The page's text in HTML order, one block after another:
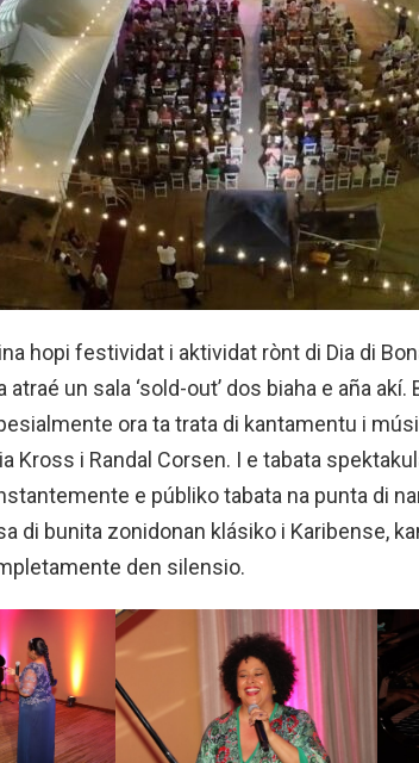
hopi festividat i aktividat rònt di Dia di
atraé un sala ‘sold-out’ dos biaha e aña
ora ta trata di kantamentu i
Kross i Randal Corsen. I e tabata
e públiko tabata na punta di
di bunita zonidonan klásiko i Karibense,
den silensio.